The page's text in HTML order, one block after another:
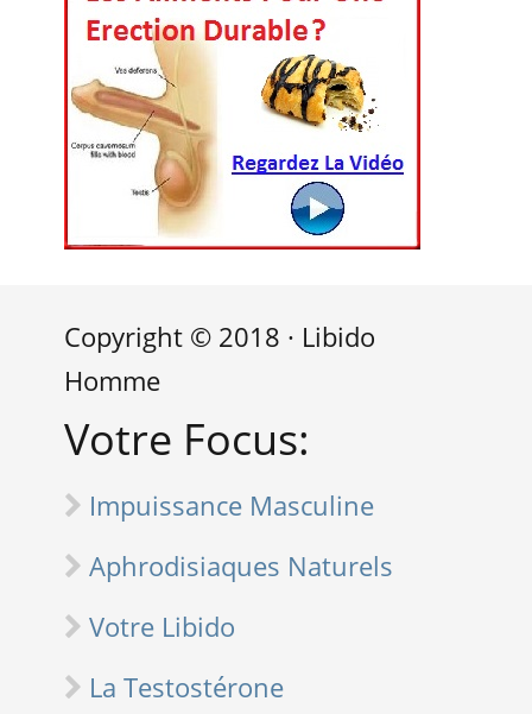
Copyright © 2018 · Libido
Homme
Votre Focus:
Impuissance Masculine
Aphrodisiaques Naturels
Votre Libido
La Testostérone